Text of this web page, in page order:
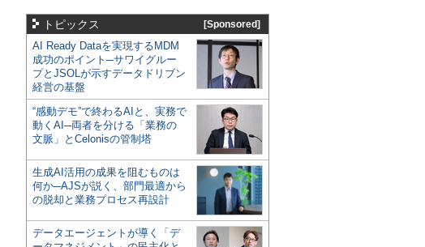
トピックス [Sponsored]
AI Ready Dataを実現するMDM
成功のポイント─サワイグルー
プとJSOLが示すデータドリブン
経営の基盤
“感動デモ”で終わるAIと、実務で
動くAI─両者を分ける「業務の
文脈」とCelonisの管制塔
生成AI活用の成果を阻むものは
何か─AJSが説く、部門最適から
の脱却と業務プロセス再設計
データエージェントが導く「デ